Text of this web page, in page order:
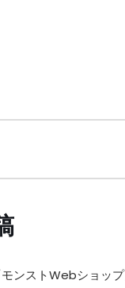
ンストWebショッ